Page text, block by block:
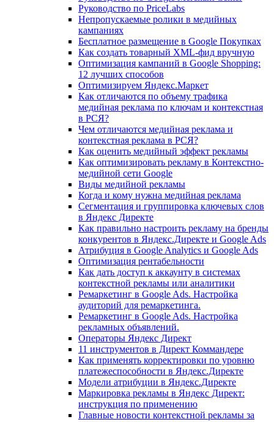
Руководство по PriceLabs
Непропускаемые ролики в медийных
кампаниях
Бесплатное размещение в Google Покупках
Как создать товарный XML-фид вручную
Оптимизация кампаний в Google Shopping:
12 лучших способов
Оптимизируем Яндекс.Маркет
Как отличаются по объему трафика
медийная реклама по ключам и контекстная
в РСЯ?
Чем отличаются медийная реклама и
контекстная реклама в РСЯ?
Как оценить медийный эффект рекламы
Как оптимизировать рекламу в Контекстно-
медийной сети Google
Виды медийной рекламы
Когда и кому нужна медийная реклама
Сегментация и группировка ключевых слов
в Яндекс Директе
Как правильно настроить рекламу на бренды
конкурентов в Яндекс.Директе и Google Ads
Атрибуция в Google Analytics и Google Ads
Оптимизация рентабельности
Как дать доступ к аккаунту в системах
контекстной рекламы или аналитики
Ремаркетинг в Google Ads. Настройка
аудиторий для ремаркетинга.
Ремаркетинг в Google Ads. Настройка
рекламных объявлений.
Операторы Яндекс Директ
11 инструментов в Директ Коммандере
Как применять корректировки по уровню
платежеспособности в Яндекс.Директе
Модели атрибуции в Яндекс.Директе
Маркировка рекламы в Яндекс Директ:
инструкция по применению
Главные новости контекстной рекламы за